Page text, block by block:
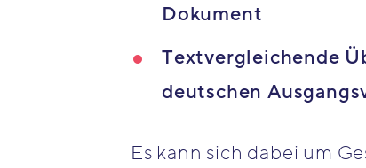
Dokument
Textvergleichende
deutschen
Es kann sich dabei um